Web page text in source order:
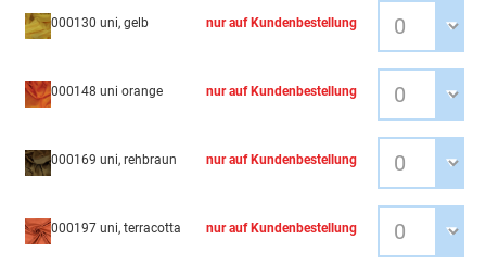
000130 uni, gelb nur auf Kundenbestellung
000148 uni orange nur auf Kundenbestellung
000169 uni, rehbraun nur auf Kundenbestellung
000197 uni, terracotta nur auf Kundenbestellung